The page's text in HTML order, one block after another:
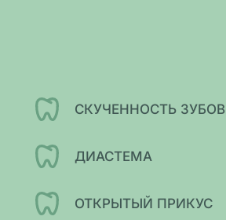
СКУЧЕННОСТЬ ЗУБОВ
ДИАСТЕМА
ОТКРЫТЫЙ ПРИКУС